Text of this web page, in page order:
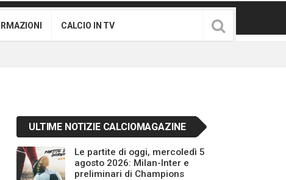
CALCIO IN TV
ULTIME NOTIZIE CALCIOMAGAZINE
Le partite di oggi, mercoledì 5
agosto 2026: Milan-Inter e
preliminari di Champions